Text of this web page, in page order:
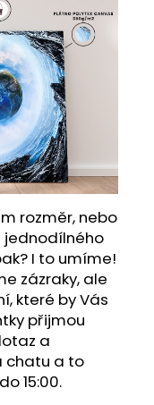
rozměr, nebo
jednodílného
I to umíme!
zázraky, ale
které by Vás
přijmou
a
chatu a to
15:00.